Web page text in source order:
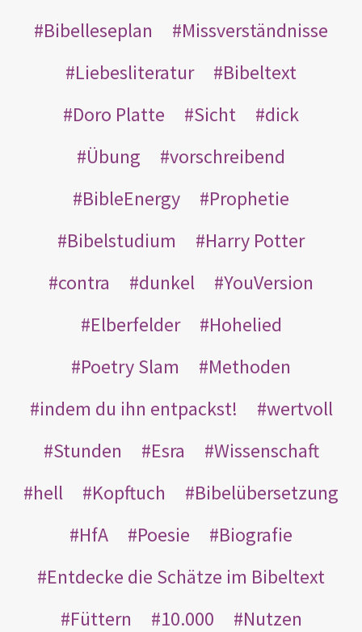
Bibelleseplan
Missverständnisse
Liebesliteratur
Bibeltext
Doro Platte
Sicht
dick
Übung
vorschreibend
BibleEnergy
Prophetie
Bibelstudium
Harry Potter
contra
dunkel
YouVersion
Elberfelder
Hohelied
Poetry Slam
Methoden
indem du ihn entpackst!
wertvoll
Stunden
Esra
Wissenschaft
hell
Kopftuch
Bibelübersetzung
HfA
Poesie
Biografie
Entdecke die Schätze im Bibeltext
Füttern
10.000
Nutzen